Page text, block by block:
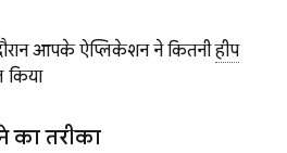
आपके ऐप्लिकेशन ने कितनीहीप
किया
का तरीका